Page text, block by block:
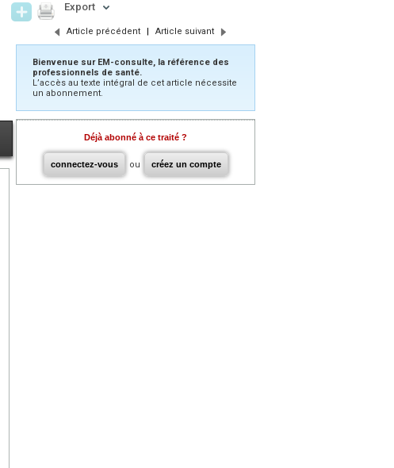
Export
Article précédent | Article suivant
Bienvenue sur EM-consulte, la référence des
professionnels de santé.
L’accès au texte intégral de cet article nécessite
un abonnement.
Déjà abonné à ce traité ?
connectez-vous ou créez un compte